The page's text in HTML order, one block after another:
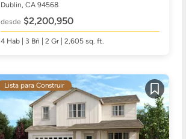
Dublin, CA 94568
desde $2,200,950
4 Hab| 3 Bñ | 2 Gr | 2,605 sq. ft.
Guardar
Lista para Construir